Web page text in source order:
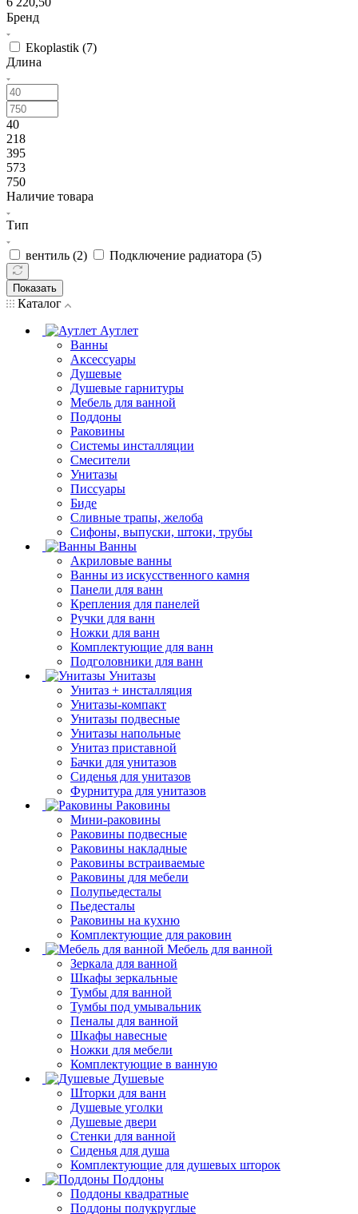
Бренд
Ekoplastik (7)
Длина
40
218
395
573
750
Наличие товара
Тип
вентиль (2) Подключение радиатора (5)
Показать
Каталог
Аутлет
Ванны
Аксессуары
Душевые
Душевые гарнитуры
Мебель для ванной
Поддоны
Раковины
Системы инсталляции
Смесители
Унитазы
Писсуары
Биде
Сливные трапы, желоба
Сифоны, выпуски, штоки, трубы
Ванны
Акриловые ванны
Ванны из искусственного камня
Панели для ванн
Крепления для панелей
Ручки для ванн
Ножки для ванн
Комплектующие для ванн
Подголовники для ванн
Унитазы
Унитаз + инсталляция
Унитазы-компакт
Унитазы подвесные
Унитазы напольные
Унитаз приставной
Бачки для унитазов
Сиденья для унитазов
Фурнитура для унитазов
Раковины
Мини-раковины
Раковины подвесные
Раковины накладные
Раковины встраиваемые
Раковины для мебели
Полупьедесталы
Пьедесталы
Раковины на кухню
Комплектующие для раковин
Мебель для ванной
Зеркала для ванной
Шкафы зеркальные
Тумбы для ванной
Тумбы под умывальник
Пеналы для ванной
Шкафы навесные
Ножки для мебели
Комплектующие в ванную
Душевые
Шторки для ванн
Душевые уголки
Душевые двери
Стенки для ванной
Сиденья для душа
Комплектующие для душевых шторок
Поддоны
Поддоны квадратные
Поддоны полукруглые